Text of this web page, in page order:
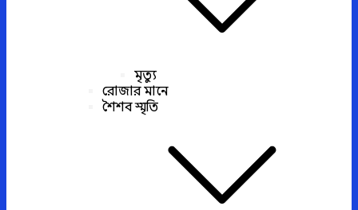
মৃত্যু
রোজার মানে
শৈশব স্মৃতি